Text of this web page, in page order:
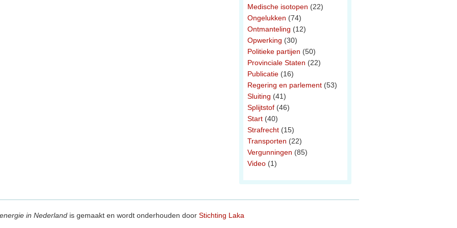
Medische isotopen (22)
Ongelukken (74)
Ontmanteling (12)
Opwerking (30)
Politieke partijen (50)
Provinciale Staten (22)
Publicatie (16)
Regering en parlement (53)
Sluiting (41)
Splijtstof (46)
Start (40)
Strafrecht (15)
Transporten (22)
Vergunningen (85)
Video (1)
in Nederland is gemaakt en wordt onderhouden door Stichting Laka